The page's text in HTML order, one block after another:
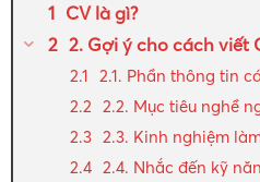
CV là gì?
2. Gợi ý cho cách viết
2.1. Phần thông tin
2.2. Mục tiêu nghề
2.3. Kinh nghiệm
2.4. Nhắc đến kỹ